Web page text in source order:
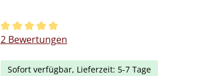
Durchschnittliche Bewertung von 5 von 5 Sternen
2 Bewertungen
Sofort verfügbar, Lieferzeit: 5-7 Tage